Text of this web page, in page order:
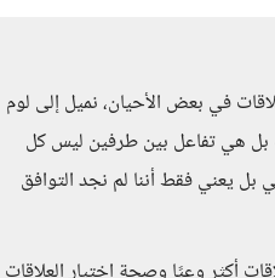
في بعض الأحيان، نميل إلى لوم
بل هي تفاعل بين طرفين ليس كل
يعني فقط أننا لم نجد التوافق